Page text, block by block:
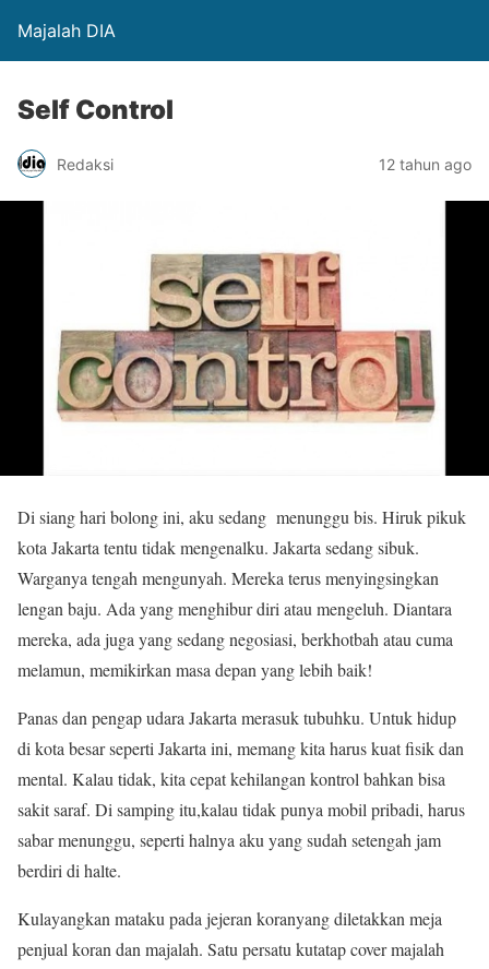
Majalah DIA
Self Control
Redaksi 12 tahun ago
Di siang hari bolong ini, aku sedang menunggu bis. Hiruk pikuk
kota Jakarta tentu tidak mengenalku. Jakarta sedang sibuk.
Warganya tengah mengunyah. Mereka terus menyingsingkan
lengan baju. Ada yang menghibur diri atau mengeluh. Diantara
mereka, ada juga yang sedang negosiasi, berkhotbah atau cuma
melamun, memikirkan masa depan yang lebih baik!
Panas dan pengap udara Jakarta merasuk tubuhku. Untuk hidup
di kota besar seperti Jakarta ini, memang kita harus kuat fisik dan
mental. Kalau tidak, kita cepat kehilangan kontrol bahkan bisa
sakit saraf. Di samping itu,kalau tidak punya mobil pribadi, harus
sabar menunggu, seperti halnya aku yang sudah setengah jam
berdiri di halte.
Kulayangkan mataku pada jejeran koranyang diletakkan meja
penjual koran dan majalah. Satu persatu kutatap cover majalah